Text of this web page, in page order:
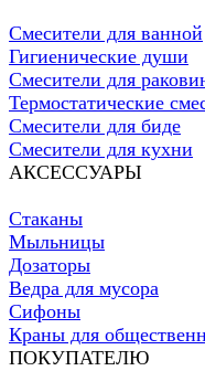
Смесители для ванной
Гигиенические души
Смесители для
Термостатические
Смесители для биде
Смесители для кухни
АКСЕССУАРЫ
Стаканы
Мыльницы
Дозаторы
Ведра для мусора
Сифоны
Краны для
ПОКУПАТЕЛЮ